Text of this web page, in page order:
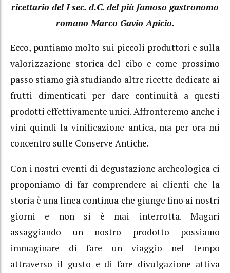
ricettario del I sec. d.C. del più famoso gastronomo
romano Marco Gavio Apicio.
Ecco, puntiamo molto sui piccoli produttori e sulla
valorizzazione storica del cibo e come prossimo
passo stiamo già studiando altre ricette dedicate ai
frutti dimenticati per dare continuità a questi
prodotti effettivamente unici. Affronteremo anche i
vini quindi la vinificazione antica, ma per ora mi
concentro sulle Conserve Antiche.
Con i nostri eventi di degustazione archeologica ci
proponiamo di far comprendere ai clienti che la
storia è una linea continua che giunge fino ai nostri
giorni e non si è mai interrotta. Magari
assaggiando un nostro prodotto possiamo
immaginare di fare un viaggio nel tempo
attraverso il gusto e di fare divulgazione attiva